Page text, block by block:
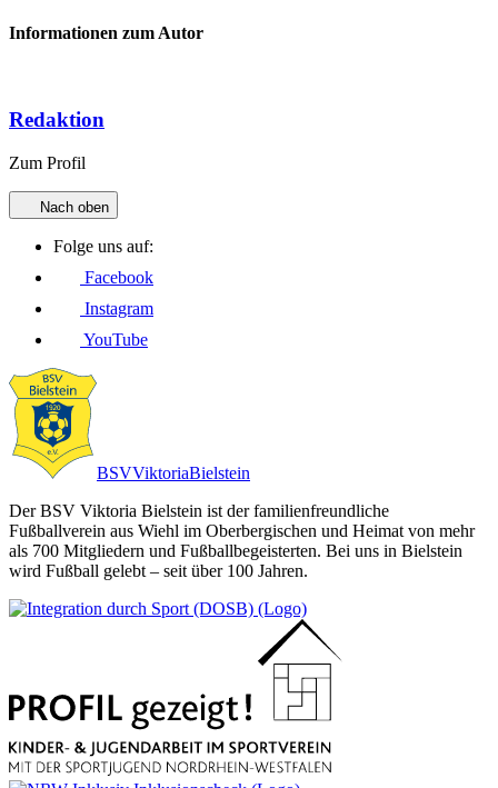
Informationen zum Autor
Redaktion
Zum Profil
Nach oben
Folge uns auf:
Facebook
Instagram
YouTube
BSVViktoriaBielstein
Der BSV Viktoria Bielstein ist der familienfreundliche
Fußballverein aus Wiehl im Oberbergischen und Heimat von mehr
als 700 Mitgliedern und Fußballbegeisterten. Bei uns in Bielstein
wird Fußball gelebt – seit über 100 Jahren.